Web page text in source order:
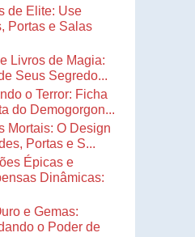
de Elite: Use
Portas e Salas
Livros de Magia:
Seus Segredo...
o Terror: Ficha
do Demogorgon...
Mortais: O Design
Portas e S...
Épicas e
Dinâmicas:
e Gemas:
o Poder de